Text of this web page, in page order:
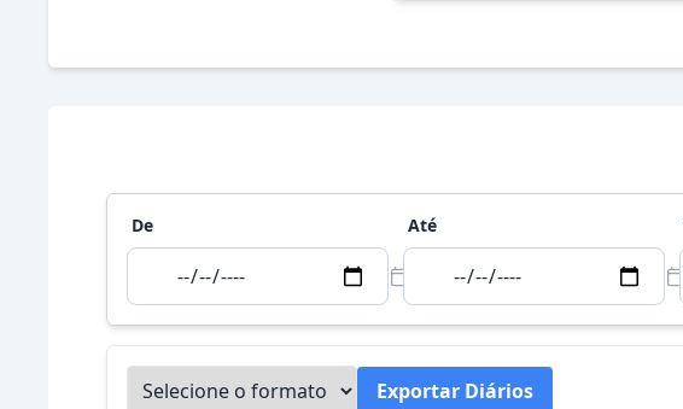
De Até
Exportar Diários